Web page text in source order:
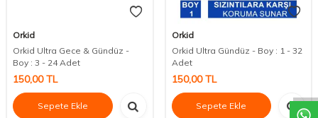
Orkid
Orkid Ultra Gece & Gündüz -
Boy : 3 - 24 Adet
150,00TL
Sepete Ekle
Orkid
Orkid Ultra Gündüz - Boy : 1 - 32
Adet
150,00TL
Sepete Ekle